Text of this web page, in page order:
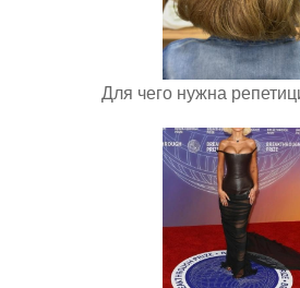
Для чего нужна